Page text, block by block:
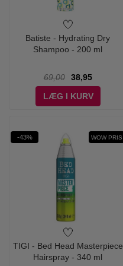
Batiste - Hydrating Dry
Shampoo - 200 ml
69,00
38,95
LÆG I KURV
-43% WOW PRIS
TIGI - Bed Head Masterpiece
Hairspray - 340 ml